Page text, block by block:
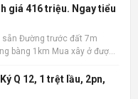
giá 416 triệu. Ngay tiểu
Đường trước đất 7m
bàng 1km Mua xây ở được
+ ảnh chi
1 trệt lầu, 2pn,